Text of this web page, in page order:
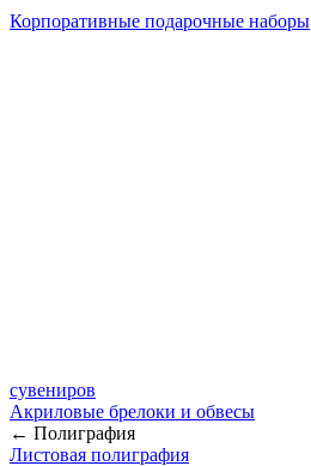
Корпоративные подарочные наборы
сувениров
Акриловые брелоки и обвесы
← Полиграфия
Листовая полиграфия